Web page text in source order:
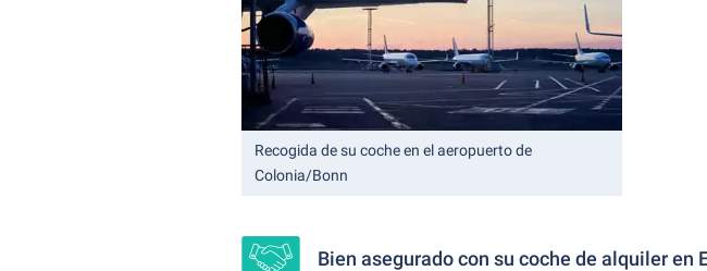
Recogida de su coche en el aeropuerto de
Colonia/Bonn
Bien asegurado con su coche de alquiler en